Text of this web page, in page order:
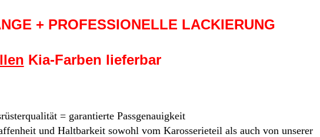
+ PROFESSIONELLE LACKIERUNG
Kia-Farben lieferbar
= garantierte Passgenauigkeit
und Haltbarkeit sowohl vom Karosserieteil als auch von unserer